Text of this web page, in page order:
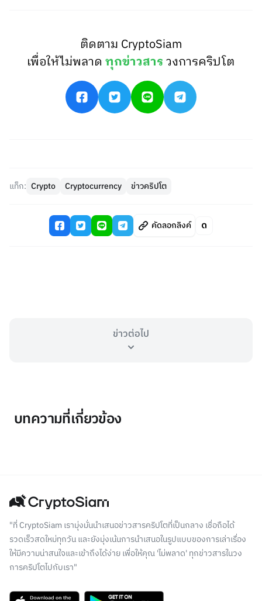
ติดตาม CryptoSiam
เพื่อให้ไม่พลาดทุกข่าวสารวงการคริปโต
แท็ก: Crypto Cryptocurrency ข่าวคริปโต
คัดลอกลิงค์
ข่าวต่อไป
บทความที่เกี่ยวข้อง
"ที่ CryptoSiam เรามุ่งมั่นนำเสนอข่าวสารคริปโตที่เป็นกลาง เชื่อถือได้
รวดเร็วสดใหม่ทุกวัน และยังมุ่งเน้นการนำเสนอในรูปแบบของการเล่าเรื่อง
ให้มีความน่าสนใจและเข้าถึงได้ง่าย เพื่อให้คุณ 'ไม่พลาด' ทุกข่าวสารในวง
การคริปโตไปกับเรา"